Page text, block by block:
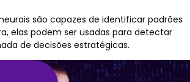
são capazes de identificar padrões
elas podem ser usadas para detectar
de decisões estratégicas.